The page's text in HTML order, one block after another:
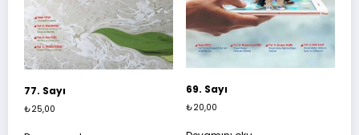
77. Sayı
₺25,00
69. Sayı
₺20,00